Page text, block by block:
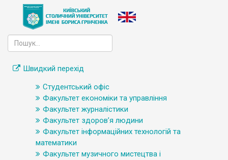
Швидкий перехід
Студентський офіс
Факультет економіки та управління
Факультет журналістики
Факультет здоров’я людини
Факультет інформаційних технологій та
математики
Факультет музичного мистецтва і